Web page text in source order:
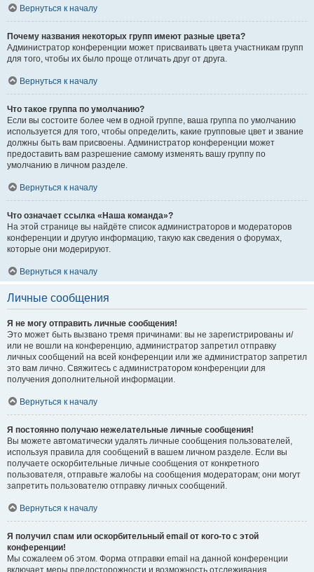
Вернуться к началу
Почему названия некоторых групп имеют разные цвета?
Администратор конференции может присваивать цвета участникам групп
для того, чтобы их было проще отличать друг от друга.
Вернуться к началу
Что такое группа по умолчанию?
Если вы состоите более чем в одной группе, ваша группа по умолчанию
используется для того, чтобы определить, какие групповые цвет и звание
должны быть вам присвоены. Администратор конференции может
предоставить вам разрешение самому изменять вашу группу по
умолчанию в личном разделе.
Вернуться к началу
Что означает ссылка «Наша команда»?
На этой странице вы найдёте список администраторов и модераторов
конференции и другую информацию, такую как сведения о форумах,
которые они модерируют.
Вернуться к началу
Личные сообщения
Я не могу отправить личные сообщения!
Это может быть вызвано тремя причинами: вы не зарегистрированы и/
или не вошли на конференцию, администратор запретил отправку
личных сообщений на всей конференции или же администратор запретил
это вам лично. Свяжитесь с администратором конференции для
получения дополнительной информации.
Вернуться к началу
Я постоянно получаю нежелательные личные сообщения!
Вы можете автоматически удалять личные сообщения пользователей,
используя правила для сообщений в вашем личном разделе. Если вы
получаете оскорбительные личные сообщения от конкретного
пользователя, отправьте жалобы на сообщения модераторам; они могут
запретить пользователю отправку личных сообщений.
Вернуться к началу
Я получил спам или оскорбительный email от кого-то с этой
конференции!
Мы сожалеем об этом. Форма отправки email на данной конференции
включает меры предосторожности и возможность отслеживания